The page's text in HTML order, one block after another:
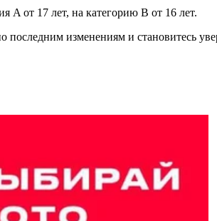
A от 17 лет, на категорию B от 16 лет.
изменениям и становитесь